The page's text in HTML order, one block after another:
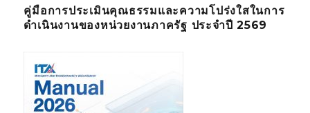
คู่มือการประเมินคุณธรรมและความโปร่งใสในการ
ดำเนินงานของหน่วยงานภาครัฐ ประจำปี 2569